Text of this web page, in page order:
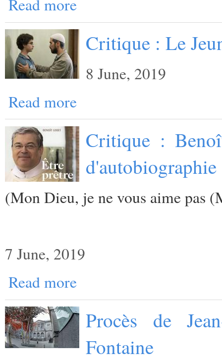
Read more
Critique : Le
8 June, 2019
Read more
Critique :
(Mon Dieu, je ne vous aime pas
7 June, 2019
Read more
Procès de
Fontaine